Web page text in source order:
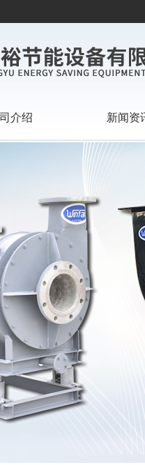
介绍 新闻资